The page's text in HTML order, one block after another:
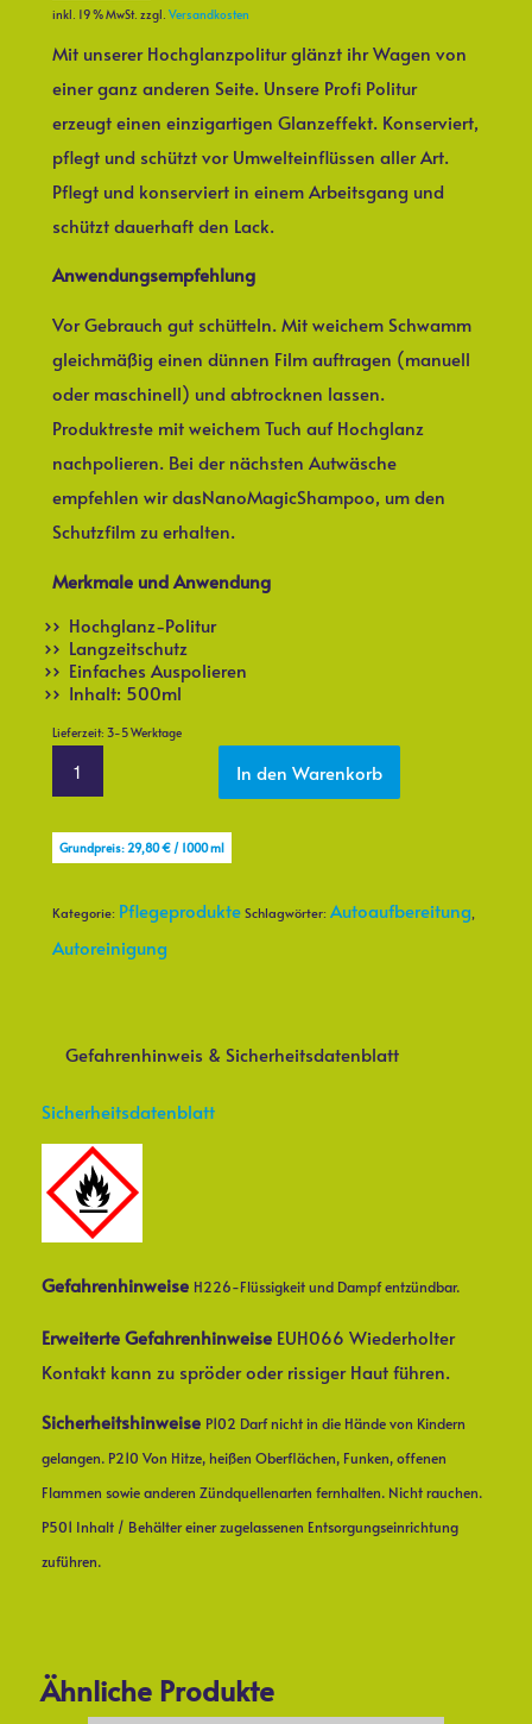
inkl. 19 % MwSt. zzgl. Versandkosten
Mit unserer Hochglanzpolitur glänzt ihr Wagen von
einer ganz anderen Seite. Unsere Profi Politur
erzeugt einen einzigartigen Glanzeffekt. Konserviert,
pflegt und schützt vor Umwelteinflüssen aller Art.
Pflegt und konserviert in einem Arbeitsgang und
schützt dauerhaft den Lack.
Anwendungsempfehlung
Vor Gebrauch gut schütteln. Mit weichem Schwamm
gleichmäßig einen dünnen Film auftragen (manuell
oder maschinell) und abtrocknen lassen.
Produktreste mit weichem Tuch auf Hochglanz
nachpolieren. Bei der nächsten Autwäsche
empfehlen wir dasNanoMagicShampoo, um den
Schutzfilm zu erhalten.
Merkmale und Anwendung
Hochglanz-Politur
Langzeitschutz
Einfaches Auspolieren
Inhalt: 500ml
Lieferzeit: 3-5 Werktage
In den Warenkorb
Grundpreis:29,80€/ 1000ml
Kategorie: Pflegeprodukte Schlagwörter: Autoaufbereitung,
Autoreinigung
Gefahrenhinweis & Sicherheitsdatenblatt
Sicherheitsdatenblatt
Gefahrenhinweise H226-Flüssigkeit und Dampf entzündbar.
Erweiterte Gefahrenhinweise EUH066 Wiederholter
Kontakt kann zu spröder oder rissiger Haut führen.
Sicherheitshinweise P102 Darf nicht in die Hände von Kindern
gelangen. P210 Von Hitze, heißen Oberflächen, Funken, offenen
Flammen sowie anderen Zündquellenarten fernhalten. Nicht rauchen.
P501 Inhalt / Behälter einer zugelassenen Entsorgungseinrichtung
zuführen.
Ähnliche Produkte